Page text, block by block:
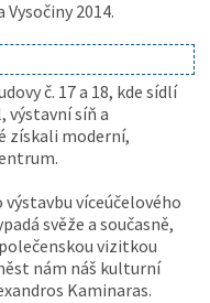
2014.
č. 17 a 18, kde sídlí
výstavní síň a
získali moderní,
víceúčelového
svěže a současně,
vizitkou
nám náš kulturní
Kaminaras.